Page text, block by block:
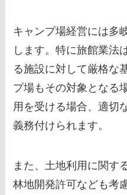
キャンプ場経営には多
します。特に旅館業法
る施設に対して厳格な
プ場もその対象となる
用を受ける場合、適切
義務付けられます。
また、土地利用に関す
林地開発許可なども考